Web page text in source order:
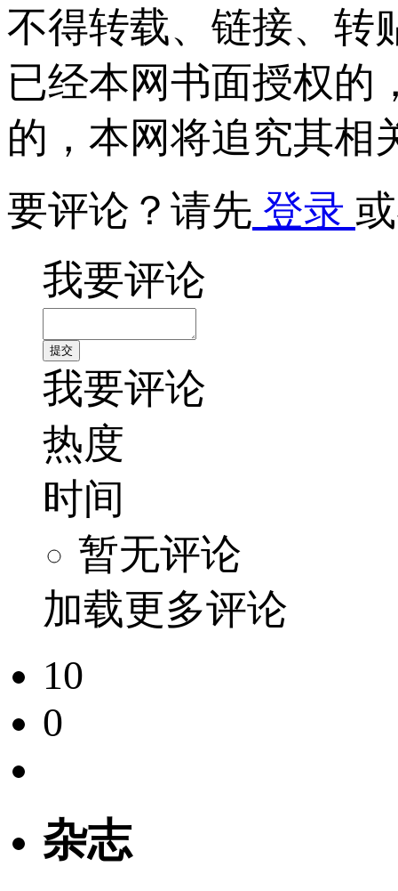
不得转载、链接、转
已经本网书面授权的
的，本网将追究其相
要评论？请先 登录
我要评论
我要评论
热度
时间
暂无评论
加载更多评论
10
0
杂志